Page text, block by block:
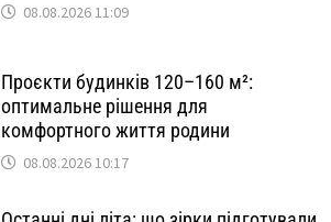
08.08.2026 11:09
Проєкти будинків 120–160 м²:
оптимальне рішення для
комфортного життя родини
08.08.2026 10:17